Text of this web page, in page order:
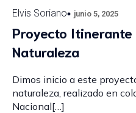
Elvis Soriano junio 5, 2025
Proyecto
Naturaleza
Dimos inicio a este
naturaleza, realizado en
Nacional[…]